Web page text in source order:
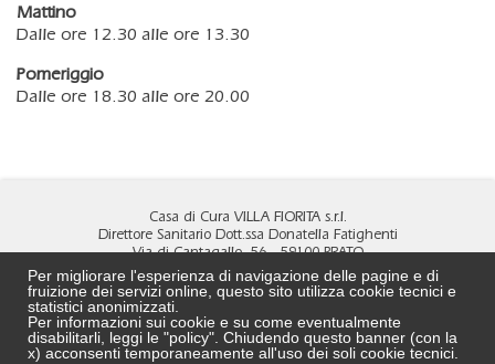
Per migliorare l'esperienza di navigazione delle pagine e di
fruizione dei servizi online, questo sito utilizza cookie tecnici e
statistici anonimizzati.
Per informazioni sui cookie e su come eventualmente
disabilitarli, leggi le "policy". Chiudendo questo banner (con la
x) acconsenti temporaneamente all'uso dei soli cookie tecnici.
Mattino
Dalle ore 12.30 alle ore 13.30
Pomeriggio
Dalle ore 18.30 alle ore 20.00
Casa di Cura VILLA FIORITA s.r.l.
Direttore Sanitario Dott.ssa Donatella Fatighenti
Via di Cantagallo, 56 - 59100 PRATO
Tel0574 4891 - Fax0574 690472
MAIL: info@villa-fiorita.it
PEC:
cdcvillafiorita@pec.it
DPO:DPO@villa-fiorita.it
REA N. PO 524239 - C.F. e P.Iva 02323750972
Capitale sociale: € 500.000 i.v